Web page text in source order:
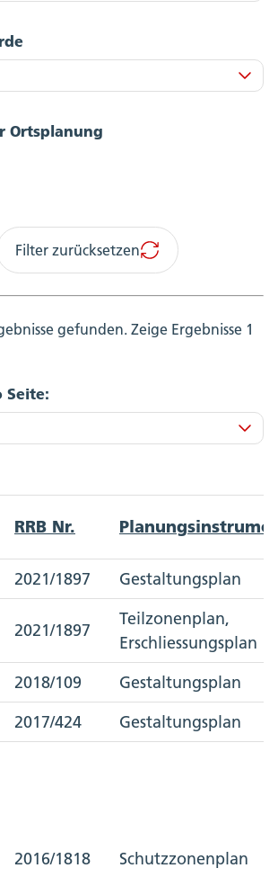
Ortsplanung
Filter zurücksetzen
gefunden. Zeige Ergebnisse 1
Seite:
RRB Nr.
2021/1897 Gestaltungsplan
2021/1897
Teilzonenplan,
Erschliessungsplan
2018/109
Gestaltungsplan
2017/424 Gestaltungsplan
2016/1818 Schutzzonenplan